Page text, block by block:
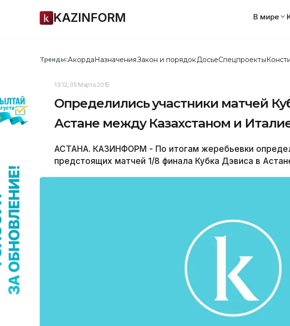
KAZINFORM В мире
Тренды:АкордаНазначенияЗакон и порядок ДосьеСпецпроекты
13:12, 05 Марта 2015
Определились участники матчей
Астане между Казахстаном и
АСТАНА. КАЗИНФОРМ - По итогам жеребьевки
предстоящих матчей 1/8 финала Кубка Дэвиса в